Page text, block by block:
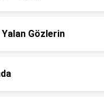
Gözlerin